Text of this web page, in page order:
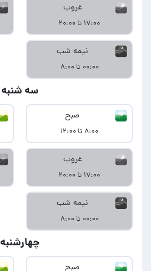
غروب
۱۷:۰۰ تا ۲۰:۰۰
نیمه شب
۰۰:۰۰ تا ۸:۰۰
سه شنبه
صبح
۸:۰۰ تا ۱۲:۰۰
غروب
۱۷:۰۰ تا ۲۰:۰۰
نیمه شب
۰۰:۰۰ تا ۸:۰۰
چهارشنبه
صبح